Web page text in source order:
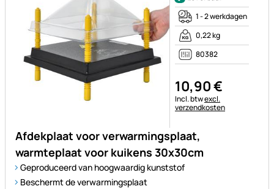
Afdekplaat voor verwarmingsplaat,
warmteplaat voor kuikens 30x30cm
Geproduceerd van hoogwaardig kunststof
Beschermt de verwarmingsplaat
1 - 2 werkdagen
0,22 kg
80382
10,90€
Belastinginformatie:
Incl. btwexcl.
verzendkosten